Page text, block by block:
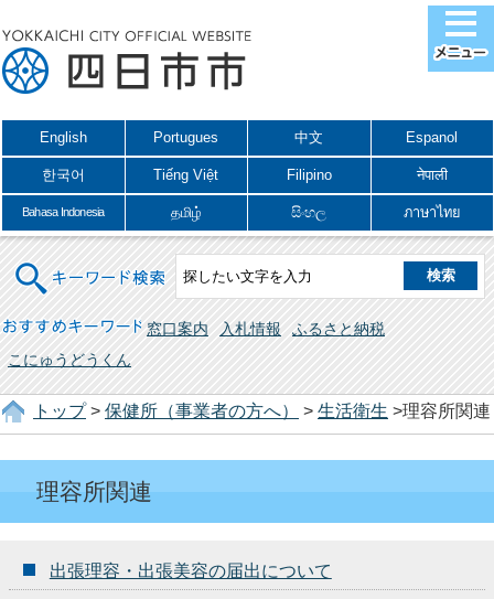
English Portugues 中文 Espanol
한국어 Tiếng Việt Filipino नेपाली
Bahasa Indonesia தமிழ் සිංහල ภาษาไทย
キーワード検索
おすすめキーワード 窓口案内 入札情報
ふるさと納税
こにゅうどうくん
トップ> 保健所（事業者の方へ） > 生活衛生 >理容所関連
理容所関連
出張理容・出張美容の届出について